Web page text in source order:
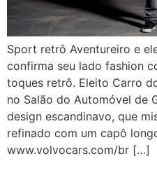
Sport retrô Aventureiro e
confirma seu lado fashion
toques retrô. Eleito Carro
no Salão do Automóvel de
design escandinavo, que
refinado com um capô
www.volvocars.com/br […]